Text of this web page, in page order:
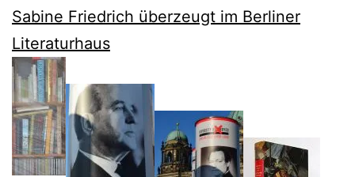
Sabine Friedrich überzeugt im Berliner
Literaturhaus